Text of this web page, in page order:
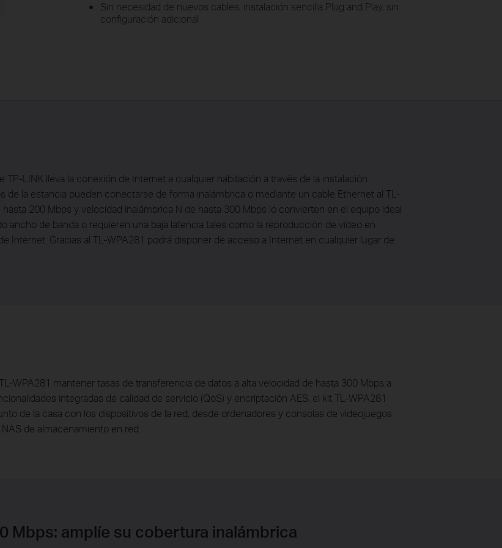
Sin necesidad de nuevos cables, instalación sencilla Plug and Play, sin
configuración adicional
LINK lleva la conexión de Internet a cualquier habitación a través de la instalación
de la estancia pueden conectarse de forma inalámbrica o mediante un cable Ethernet al TL-
200 Mbps y velocidad inalámbrica N de hasta 300 Mbps lo convierten en el equipo ideal
ancho de banda o requieren una baja latencia tales como la reproducción de vídeo en
Internet. Gracias al TL-WPA281 podrá disponer de acceso a Internet en cualquier lugar de
WPA281 mantener tasas de transferencia de datos a alta velocidad de hasta 300 Mbps a
integradas de calidad de servicio (QoS) y encriptación AES, el kit TL-WPA281
de la casa con los dispositivos de la red, desde ordenadores y consolas de videojuegos
de almacenamiento en red.
Mbps: amplíe su cobertura inalámbrica